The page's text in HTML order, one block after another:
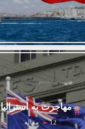
مهاجرت به استرالیا
12 مقاله